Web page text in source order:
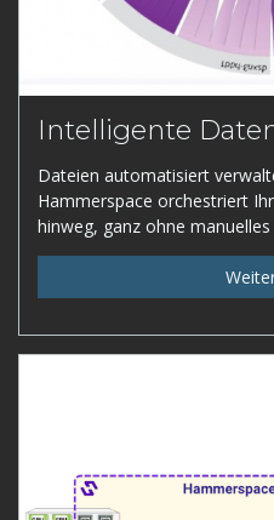
Intelligente
Dateien automatisiert
Hammerspace orchestriert
hinweg, ganz ohne manuelles